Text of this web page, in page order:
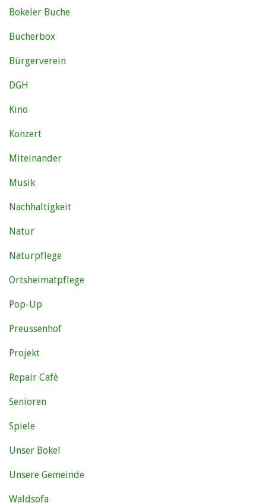
Bokeler Buche
Bücherbox
Bürgerverein
DGH
Kino
Konzert
Miteinander
Musik
Nachhaltigkeit
Natur
Naturpflege
Ortsheimatpflege
Pop-Up
Preussenhof
Projekt
Repair Cafè
Senioren
Spiele
Unser Bokel
Unsere Gemeinde
Waldsofa